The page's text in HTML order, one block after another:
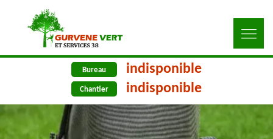
Bureau indisponible
Chantier indisponible